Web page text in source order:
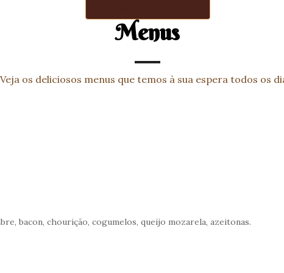
Menus
Veja os deliciosos menus que temos à sua espera todos os
bacon, chourição, cogumelos, queijo mozarela, azeitonas.